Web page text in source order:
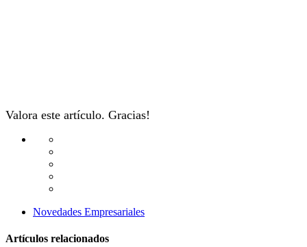
Valora este artículo. Gracias!
Novedades Empresariales
Artículos relacionados